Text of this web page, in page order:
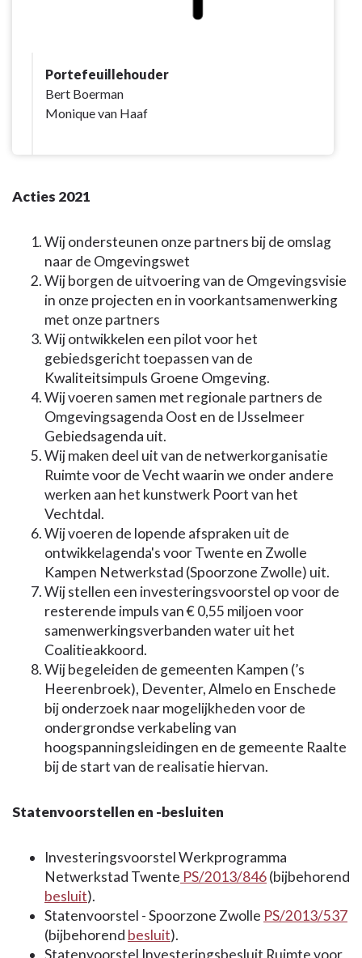
Portefeuillehouder
Bert Boerman
Monique van Haaf
Acties 2021
Wij ondersteunen onze partners bij de omslag
naar de Omgevingswet
Wij borgen de uitvoering van de Omgevingsvisie
in onze projecten en in voorkantsamenwerking
met onze partners
Wij ontwikkelen een pilot voor het
gebiedsgericht toepassen van de
Kwaliteitsimpuls Groene Omgeving.
Wij voeren samen met regionale partners de
Omgevingsagenda Oost en de IJsselmeer
Gebiedsagenda uit.
Wij maken deel uit van de netwerkorganisatie
Ruimte voor de Vecht waarin we onder andere
werken aan het kunstwerk Poort van het
Vechtdal.
Wij voeren de lopende afspraken uit de
ontwikkelagenda's voor Twente en Zwolle
Kampen Netwerkstad (Spoorzone Zwolle) uit.
Wij stellen een investeringsvoorstel op voor de
resterende impuls van € 0,55 miljoen voor
samenwerkingsverbanden water uit het
Coalitieakkoord.
Wij begeleiden de gemeenten Kampen (’s
Heerenbroek), Deventer, Almelo en Enschede
bij onderzoek naar mogelijkheden voor de
ondergrondse verkabeling van
hoogspanningsleidingen en de gemeente Raalte
bij de start van de realisatie hiervan.
Statenvoorstellen en -besluiten
Investeringsvoorstel Werkprogramma
Netwerkstad Twente PS/2013/846(bijbehorend
besluit).
Statenvoorstel - Spoorzone Zwolle PS/2013/537
(bijbehorend besluit).
Statenvoorstel Investeringsbesluit Ruimte voor